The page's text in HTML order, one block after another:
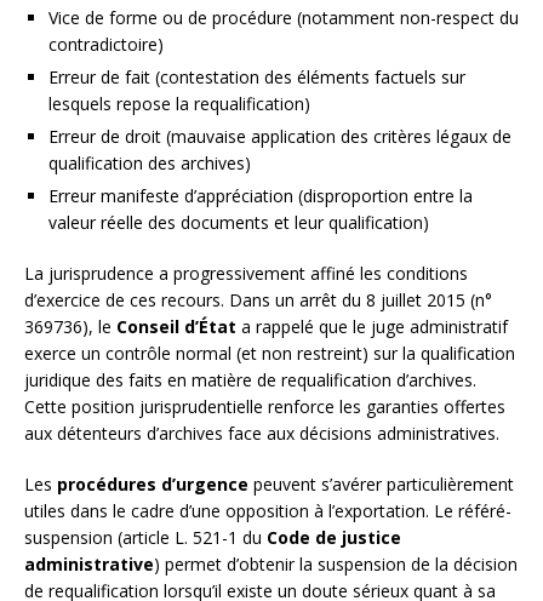
Vice de forme ou de procédure (notamment non-respect du
contradictoire)
Erreur de fait (contestation des éléments factuels sur
lesquels repose la requalification)
Erreur de droit (mauvaise application des critères légaux de
qualification des archives)
Erreur manifeste d’appréciation (disproportion entre la
valeur réelle des documents et leur qualification)
La jurisprudence a progressivement affiné les conditions
d’exercice de ces recours. Dans un arrêt du 8 juillet 2015 (n°
369736), le Conseil d’État a rappelé que le juge administratif
exerce un contrôle normal (et non restreint) sur la qualification
juridique des faits en matière de requalification d’archives.
Cette position jurisprudentielle renforce les garanties offertes
aux détenteurs d’archives face aux décisions administratives.
Les procédures d’urgence peuvent s’avérer particulièrement
utiles dans le cadre d’une opposition à l’exportation. Le référé-
suspension (article L. 521-1 du Code de justice
administrative) permet d’obtenir la suspension de la décision
de requalification lorsqu’il existe un doute sérieux quant à sa